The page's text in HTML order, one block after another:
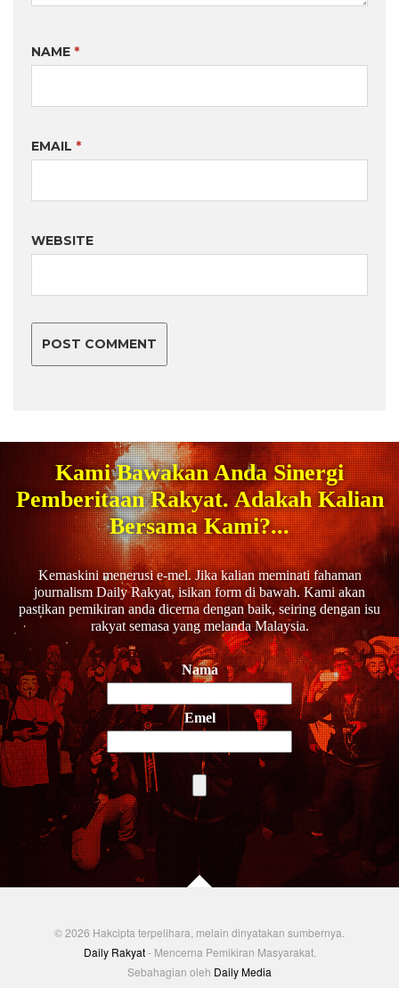
NAME *
EMAIL *
WEBSITE
Kami Bawakan Anda Sinergi
Pemberitaan Rakyat. Adakah Kalian
Bersama Kami?...
Kemaskini menerusi e-mel. Jika kalian meminati fahaman
journalism Daily Rakyat, isikan form di bawah. Kami akan
pastikan pemikiran anda dicerna dengan baik, seiring dengan isu
rakyat semasa yang melanda Malaysia.
Nama
Emel
© 2026 Hakcipta terpelihara, melain dinyatakan sumbernya.
Daily Rakyat- Mencerna Pemikiran Masyarakat.
Sebahagian oleh Daily Media